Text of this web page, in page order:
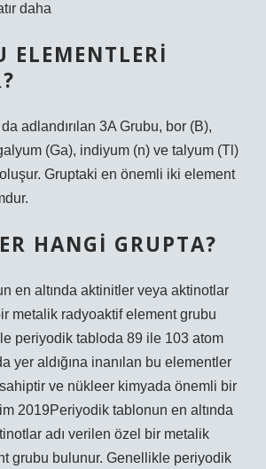
daha
ELEMENTLERI
adlandırılan 3A Grubu, bor (B),
(Ga), indiyum (n) ve talyum (Tl)
Gruptaki en önemli iki element
HANGI GRUPTA?
en altında aktinitler veya aktinotlar
metalik radyoaktif element grubu
periyodik tabloda 89 ile 103 atom
yer aldığına inanılan bu elementler
ve nükleer kimyada önemli bir
2019Periyodik tablonun en altında
adı verilen özel bir metalik
grubu bulunur. Genellikle periyodik